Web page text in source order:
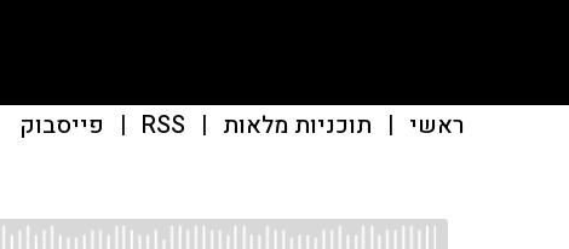
ראשי | תוכניות מלאות |
RSS
| פייסבוק